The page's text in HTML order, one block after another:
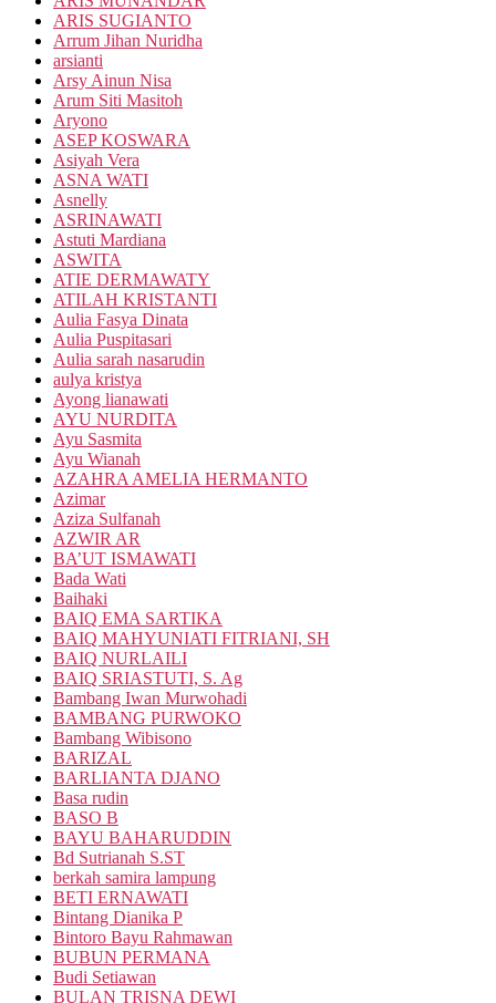
ARIS SUGIANTO
Arrum Jihan Nuridha
arsianti
Arsy Ainun Nisa
Arum Siti Masitoh
Aryono
ASEP KOSWARA
Asiyah Vera
ASNA WATI
Asnelly
ASRINAWATI
Astuti Mardiana
ASWITA
ATIE DERMAWATY
ATILAH KRISTANTI
Aulia Fasya Dinata
Aulia Puspitasari
Aulia sarah nasarudin
aulya kristya
Ayong lianawati
AYU NURDITA
Ayu Sasmita
Ayu Wianah
AZAHRA AMELIA HERMANTO
Azimar
Aziza Sulfanah
AZWIR AR
BA’UT ISMAWATI
Bada Wati
Baihaki
BAIQ EMA SARTIKA
BAIQ MAHYUNIATI FITRIANI, SH
BAIQ NURLAILI
BAIQ SRIASTUTI, S. Ag
Bambang Iwan Murwohadi
BAMBANG PURWOKO
Bambang Wibisono
BARIZAL
BARLIANTA DJANO
Basa rudin
BASO B
BAYU BAHARUDDIN
Bd Sutrianah S.ST
berkah samira lampung
BETI ERNAWATI
Bintang Dianika P
Bintoro Bayu Rahmawan
BUBUN PERMANA
Budi Setiawan
BULAN TRISNA DEWI